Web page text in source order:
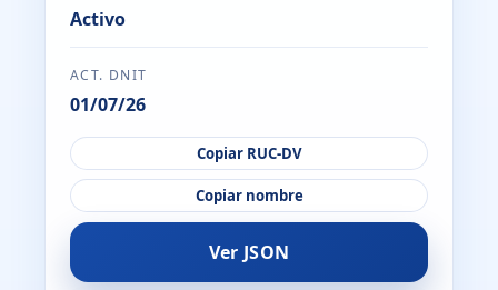
Activo
ACT. DNIT
01/07/26
Copiar RUC-DV
Copiar nombre
Ver JSON